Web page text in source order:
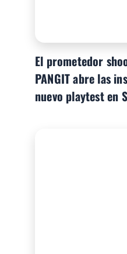
El prometedor
PANGIT abre las
nuevo playtest en